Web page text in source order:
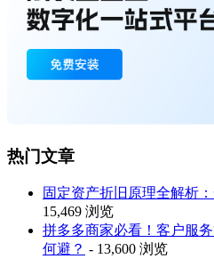
热门文章
固定资产折旧原理全解析
15,469 浏览
拼多多商家必看！客户服
何避？ - 13,600 浏览